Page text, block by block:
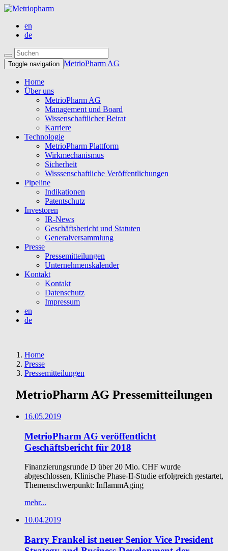
en
de
Toggle navigation MetrioPharm AG
Home
Über uns
MetrioPharm AG
Management und Board
Wissenschaftlicher Beirat
Karriere
Technologie
MetrioPharm Plattform
Wirkmechanismus
Sicherheit
Wisssenschaftliche Veröffentlichungen
Pipeline
Indikationen
Patentschutz
Investoren
IR-News
Geschäftsbericht und Statuten
Generalversammlung
Presse
Pressemitteilungen
Unternehmenskalender
Kontakt
Kontakt
Datenschutz
Impressum
en
de
Home
Presse
Pressemitteilungen
MetrioPharm AG Pressemitteilungen
16.05.2019
MetrioPharm AG veröffentlicht
Geschäftsbericht für 2018
Finanzierungsrunde D über 20 Mio. CHF wurde
abgeschlossen, Klinische Phase-II-Studie erfolgreich gestartet,
Themenschwerpunkt: InflammAging
mehr...
10.04.2019
Barry Frankel ist neuer Senior Vice President